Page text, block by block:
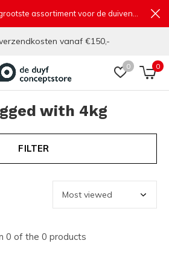
0 0
vanaf €150,-
with 4kg
FILTER
0 of the 0 products